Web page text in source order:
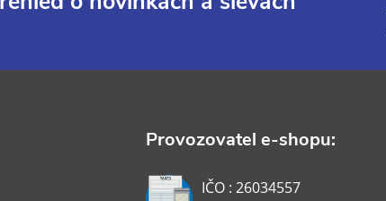
Provozovatel e-shopu:
IČO : 26034557